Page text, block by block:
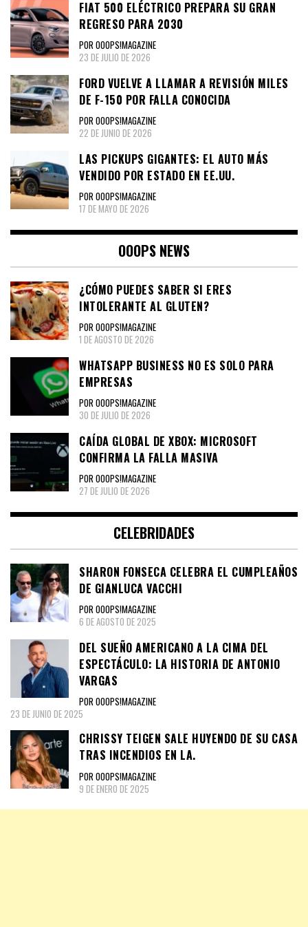
FIAT 500 ELÉCTRICO PREPARA SU GRAN
REGRESO PARA 2030
POR OOOPS!MAGAZINE
23 DE JULIO DE 2026
FORD VUELVE A LLAMAR A REVISIÓN MILES
DE F-150 POR FALLA CONOCIDA
POR OOOPS!MAGAZINE
22 DE JUNIO DE 2026
LAS PICKUPS GIGANTES: EL AUTO MÁS
VENDIDO POR ESTADO EN EE.UU.
POR OOOPS!MAGAZINE
17 DE MAYO DE 2026
OOOPS NEWS
¿CÓMO PUEDES SABER SI ERES
INTOLERANTE AL GLUTEN?
POR OOOPS!MAGAZINE
1 DE AGOSTO DE 2026
WHATSAPP BUSINESS NO ES SOLO PARA
EMPRESAS
POR OOOPS!MAGAZINE
30 DE JULIO DE 2026
CAÍDA GLOBAL DE XBOX: MICROSOFT
CONFIRMA LA FALLA MASIVA
POR OOOPS!MAGAZINE
27 DE JULIO DE 2026
CELEBRIDADES
SHARON FONSECA CELEBRA EL CUMPLEAÑOS
DE GIANLUCA VACCHI
POR OOOPS!MAGAZINE
6 DE AGOSTO DE 2025
DEL SUEÑO AMERICANO A LA CIMA DEL
ESPECTÁCULO: LA HISTORIA DE ANTONIO
VARGAS
POR OOOPS!MAGAZINE
23 DE JUNIO DE 2025
CHRISSY TEIGEN SALE HUYENDO DE SU CASA
TRAS INCENDIOS EN LA.
POR OOOPS!MAGAZINE
9 DE ENERO DE 2025